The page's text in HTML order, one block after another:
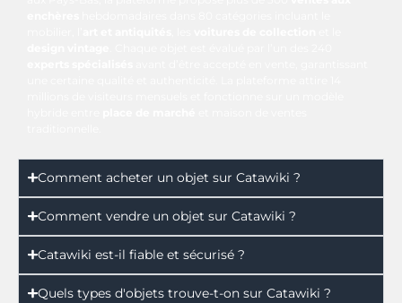
Comment acheter un objet sur Catawiki ?
Comment vendre un objet sur Catawiki ?
Catawiki est-il fiable et sécurisé ?
Quels types d'objets trouve-t-on sur Catawiki ?